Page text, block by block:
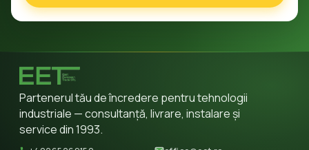
Partenerul tău de încredere pentru tehnologii
industriale — consultanță, livrare, instalare și
service din 1993.